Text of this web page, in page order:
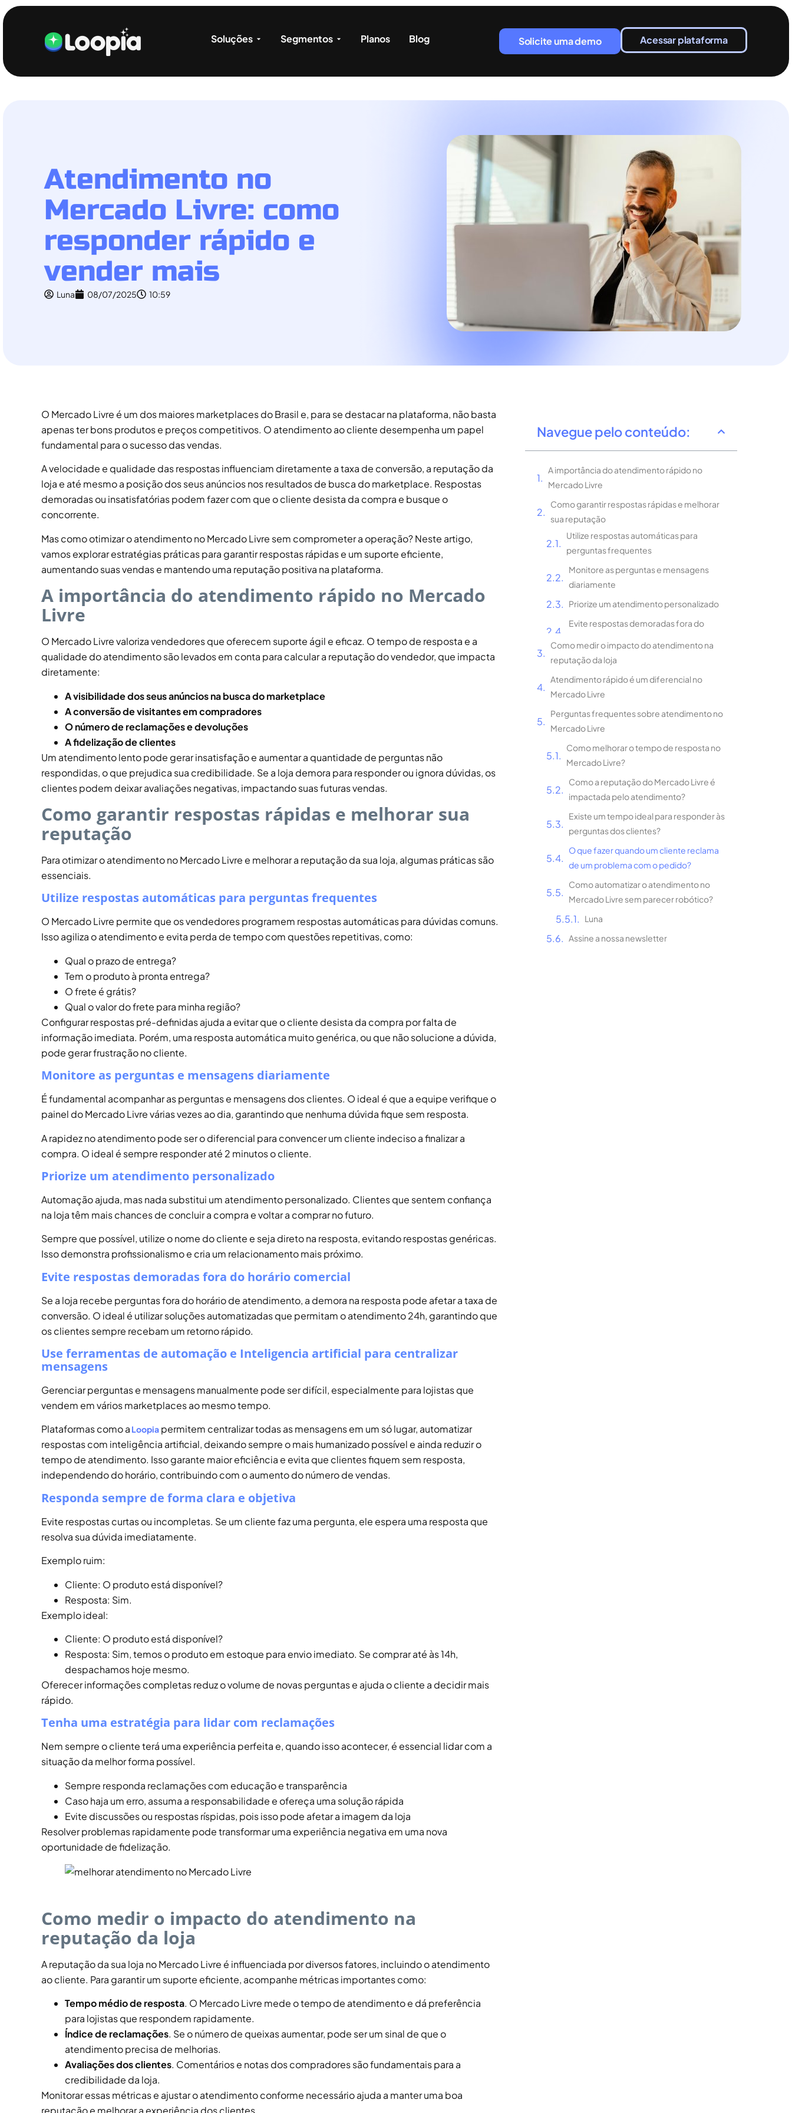
Soluções Segmentos Planos Blog Solicite uma demo Acessar plataforma
Atendimento no
Mercado Livre: como
responder rápido e
vender mais
Luna 08/07/2025 10:59
Navegue pelo conteúdo:
A importância do atendimento rápido no
Mercado Livre
Como garantir respostas rápidas e melhorar
sua reputação
Como medir o impacto do atendimento na
reputação da loja
Atendimento rápido é um diferencial no
Mercado Livre
Perguntas frequentes sobre atendimento no
Mercado Livre
Como melhorar o tempo de resposta no
Mercado Livre?
Como a reputação do Mercado Livre é
impactada pelo atendimento?
Existe um tempo ideal para responder às
perguntas dos clientes?
O que fazer quando um cliente reclama
de um problema com o pedido?
Como automatizar o atendimento no
Mercado Livre sem parecer robótico?
Luna
Assine a nossa newsletter
O Mercado Livre é um dos maiores marketplaces do Brasil e, para se destacar na plataforma, não basta
apenas ter bons produtos e preços competitivos. O atendimento ao cliente desempenha um papel
fundamental para o sucesso das vendas.
A velocidade e qualidade das respostas influenciam diretamente a taxa de conversão, a reputação da
loja e até mesmo a posição dos seus anúncios nos resultados de busca do marketplace. Respostas
demoradas ou insatisfatórias podem fazer com que o cliente desista da compra e busque o
concorrente.
Mas como otimizar o atendimento no Mercado Livre sem comprometer a operação? Neste artigo,
vamos explorar estratégias práticas para garantir respostas rápidas e um suporte eficiente,
aumentando suas vendas e mantendo uma reputação positiva na plataforma.
A importância do atendimento rápido no Mercado
Livre
O Mercado Livre valoriza vendedores que oferecem suporte ágil e eficaz. O tempo de resposta e a
qualidade do atendimento são levados em conta para calcular a reputação do vendedor, que impacta
diretamente:
A visibilidade dos seus anúncios na busca do marketplace
A conversão de visitantes em compradores
O número de reclamações e devoluções
A fidelização de clientes
Um atendimento lento pode gerar insatisfação e aumentar a quantidade de perguntas não
respondidas, o que prejudica sua credibilidade. Se a loja demora para responder ou ignora dúvidas, os
clientes podem deixar avaliações negativas, impactando suas futuras vendas.
Como garantir respostas rápidas e melhorar sua
reputação
Para otimizar o atendimento no Mercado Livre e melhorar a reputação da sua loja, algumas práticas são
essenciais.
Utilize respostas automáticas para perguntas frequentes
O Mercado Livre permite que os vendedores programem respostas automáticas para dúvidas comuns.
Isso agiliza o atendimento e evita perda de tempo com questões repetitivas, como:
Qual o prazo de entrega?
Tem o produto à pronta entrega?
O frete é grátis?
Qual o valor do frete para minha região?
Configurar respostas pré-definidas ajuda a evitar que o cliente desista da compra por falta de
informação imediata. Porém, uma resposta automática muito genérica, ou que não solucione a dúvida,
pode gerar frustração no cliente.
Monitore as perguntas e mensagens diariamente
É fundamental acompanhar as perguntas e mensagens dos clientes. O ideal é que a equipe verifique o
painel do Mercado Livre várias vezes ao dia, garantindo que nenhuma dúvida fique sem resposta.
A rapidez no atendimento pode ser o diferencial para convencer um cliente indeciso a finalizar a
compra. O ideal é sempre responder até 2 minutos o cliente.
Priorize um atendimento personalizado
Automação ajuda, mas nada substitui um atendimento personalizado. Clientes que sentem confiança
na loja têm mais chances de concluir a compra e voltar a comprar no futuro.
Sempre que possível, utilize o nome do cliente e seja direto na resposta, evitando respostas genéricas.
Isso demonstra profissionalismo e cria um relacionamento mais próximo.
Evite respostas demoradas fora do horário comercial
Se a loja recebe perguntas fora do horário de atendimento, a demora na resposta pode afetar a taxa de
conversão. O ideal é utilizar soluções automatizadas que permitam o atendimento 24h, garantindo que
os clientes sempre recebam um retorno rápido.
Use ferramentas de automação e Inteligencia artificial para centralizar
mensagens
Gerenciar perguntas e mensagens manualmente pode ser difícil, especialmente para lojistas que
vendem em vários marketplaces ao mesmo tempo.
Plataformas como a Loopia permitem centralizar todas as mensagens em um só lugar, automatizar
respostas com inteligência artificial, deixando sempre o mais humanizado possível e ainda reduzir o
tempo de atendimento. Isso garante maior eficiência e evita que clientes fiquem sem resposta,
independendo do horário, contribuindo com o aumento do número de vendas.
Responda sempre de forma clara e objetiva
Evite respostas curtas ou incompletas. Se um cliente faz uma pergunta, ele espera uma resposta que
resolva sua dúvida imediatamente.
Exemplo ruim:
Cliente: O produto está disponível?
Resposta: Sim.
Exemplo ideal:
Cliente: O produto está disponível?
Resposta: Sim, temos o produto em estoque para envio imediato. Se comprar até às 14h,
despachamos hoje mesmo.
Oferecer informações completas reduz o volume de novas perguntas e ajuda o cliente a decidir mais
rápido.
Tenha uma estratégia para lidar com reclamações
Nem sempre o cliente terá uma experiência perfeita e, quando isso acontecer, é essencial lidar com a
situação da melhor forma possível.
Sempre responda reclamações com educação e transparência
Caso haja um erro, assuma a responsabilidade e ofereça uma solução rápida
Evite discussões ou respostas ríspidas, pois isso pode afetar a imagem da loja
Resolver problemas rapidamente pode transformar uma experiência negativa em uma nova
oportunidade de fidelização.
Como medir o impacto do atendimento na
reputação da loja
A reputação da sua loja no Mercado Livre é influenciada por diversos fatores, incluindo o atendimento
ao cliente. Para garantir um suporte eficiente, acompanhe métricas importantes como:
Tempo médio de resposta. O Mercado Livre mede o tempo de atendimento e dá preferência
para lojistas que respondem rapidamente.
Índice de reclamações. Se o número de queixas aumentar, pode ser um sinal de que o
atendimento precisa de melhorias.
Avaliações dos clientes. Comentários e notas dos compradores são fundamentais para a
credibilidade da loja.
Monitorar essas métricas e ajustar o atendimento conforme necessário ajuda a manter uma boa
reputação e melhorar a experiência dos clientes.